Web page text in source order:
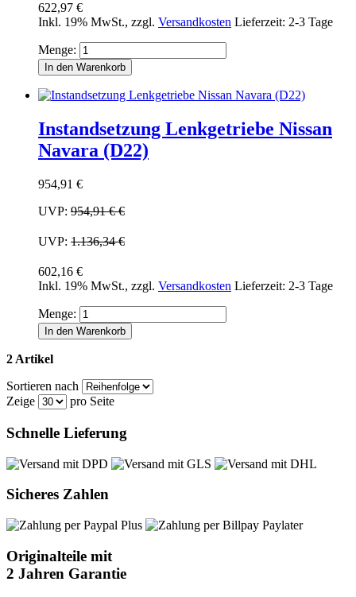
622,97 €
Inkl. 19% MwSt., zzgl. Versandkosten Lieferzeit: 2-3 Tage
Menge:
In den Warenkorb
Instandsetzung Lenkgetriebe Nissan
Navara (D22)
954,91 €
UVP: 954,91 €€
UVP: 1.136,34 €
602,16 €
Inkl. 19% MwSt., zzgl. Versandkosten Lieferzeit: 2-3 Tage
Menge:
In den Warenkorb
2 Artikel
Sortieren nach
Zeige
pro Seite
Schnelle Lieferung
Sicheres Zahlen
Originalteile mit
2 Jahren Garantie